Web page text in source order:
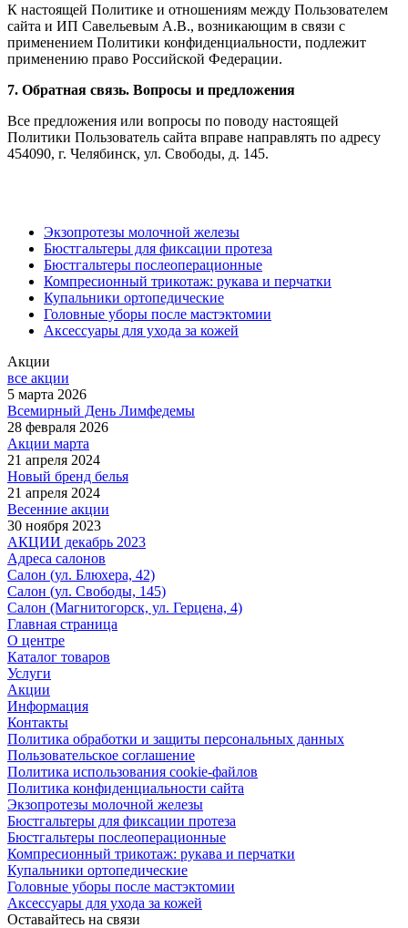
К настоящей Политике и отношениям между Пользователем
сайта и ИП Савельевым А.В., возникающим в связи с
применением Политики конфиденциальности, подлежит
применению право Российской Федерации.
7. Обратная связь. Вопросы и предложения
Все предложения или вопросы по поводу настоящей
Политики Пользователь сайта вправе направлять по адресу
454090, г. Челябинск, ул. Свободы, д. 145.
Экзопротезы молочной железы
Бюстгальтеры для фиксации протеза
Бюстгальтеры послеоперационные
Компресионный трикотаж: рукава и перчатки
Купальники ортопедические
Головные уборы после мастэктомии
Аксессуары для ухода за кожей
Акции
все акции
5 марта 2026
Всемирный День Лимфедемы
28 февраля 2026
Акции марта
21 апреля 2024
Новый бренд белья
21 апреля 2024
Весенние акции
30 ноября 2023
АКЦИИ декабрь 2023
Адреса салонов
Салон (ул. Блюхера, 42)
Салон (ул. Свободы, 145)
Салон (Магнитогорск, ул. Герцена, 4)
Главная страница
О центре
Каталог товаров
Услуги
Акции
Информация
Контакты
Политика обработки и защиты персональных данных
Пользовательское соглашение
Политика использования cookie-файлов
Политика конфиденциальности сайта
Экзопротезы молочной железы
Бюстгальтеры для фиксации протеза
Бюстгальтеры послеоперационные
Компресионный трикотаж: рукава и перчатки
Купальники ортопедические
Головные уборы после мастэктомии
Аксессуары для ухода за кожей
Оставайтесь на связи